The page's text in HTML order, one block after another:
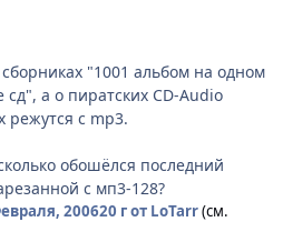
"1001 альбом на одном
сд", а о пиратских CD-Audio
режутся с mp3.
обошёлся последний
с мп3-128?
200620 гот LoTarr(см.